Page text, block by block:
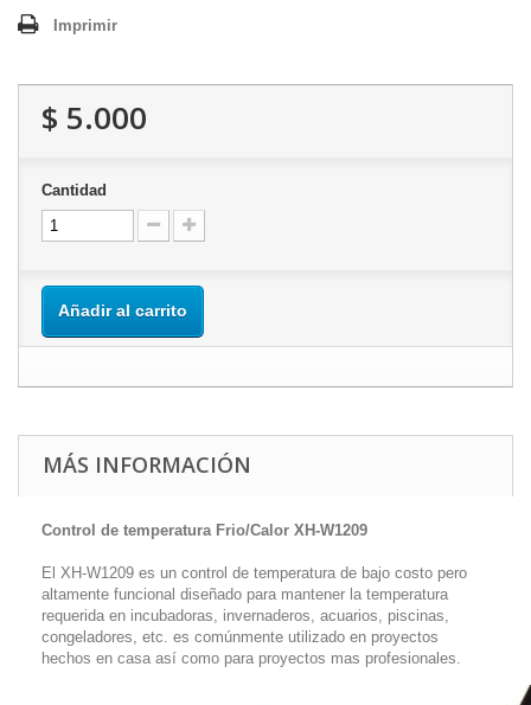
Imprimir
$ 5.000
Cantidad
Añadir al carrito
MÁS INFORMACIÓN
Control de temperatura Frio/Calor XH-W1209
El XH-W1209 es un control de temperatura de bajo costo pero
altamente funcional diseñado para mantener la temperatura
requerida en incubadoras, invernaderos, acuarios, piscinas,
congeladores, etc. es comúnmente utilizado en proyectos
hechos en casa así como para proyectos mas profesionales.